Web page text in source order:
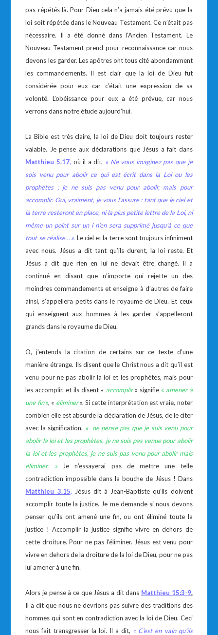
pas répétés là. Pour Dieu cela n’a jamais été prévu que la
loi soit répétée dans le Nouveau Testament. Ce n’était pas
nécessaire. Il a été donné dans l’Ancien Testament. Le
Nouveau Testament prend pour reconnaissance car nous
devons les garder. Les apôtres ont tous cité abondamment
les commandements. Il est clair que la loi de Dieu fut
considérée pour eux car c’était une expression de sa
volonté. L’obéissance pour eux a été prévue, car nous
verrons dans notre étude aujourd’hui.
La Bible est très claire, la loi de Dieu doit toujours rester
valable. Je pense aux déclarations que Jésus a fait dans
Matthieu 5.17, où il a dit, « Ne vous imaginez pas que je
sois venu pour abolir ce qui est écrit dans la Loi ou les
prophètes ; je ne suis pas venu pour abolir, mais pour
accomplir. Oui, vraiment, je vous l’assure : tant que le ciel et
la terre resteront en place, ni la plus petite lettre de la Loi, ni
même un point sur un i n’en sera supprimé jusqu’à ce que
tout se réalise…». Le ciel et la terre sont toujours infiniment
avec nous. Jésus a dit tant qu’ils durent, la loi reste. Et
Jésus a dit que rien en lui ne devait être changé. Il a
continué en disant que n’importe qui rejette un des
moindres commandements et enseigne à d’autres de faire
ainsi, s’appellera petits dans le royaume de Dieu. Et ceux
qui enseignent aux hommes à les garder s’appelleront
grands dans le royaume de Dieu.
O, j’entends la citation de certains sur ce texte d’une
manière étrange. Ils disent que le Christ nous a dit qu’il est
venu pour ne pas abolir la loi et les prophètes, mais pour
les accomplir, et ils disent « accomplir » signifie « amener à
une fin», « éliminer ». Si cette interprétation est vraie, noter
combien elle est absurde la déclaration de Jésus, de le citer
avec la signification, « ne pense pas que je suis venu pour
abolir la loi et les prophètes, je ne suis pas venue pour abolir
la loi et les prophètes, je ne suis pas venu pour abolir mais
éliminer. »Je n’essayerai pas de mettre une telle
contradiction impossible dans la bouche de Jésus ! Dans
Matthieu 3.15, Jésus dit à Jean-Baptiste qu’ils doivent
accomplir toute la justice. Je me demande si nous devons
penser qu’ils ont amené une fin, ou ont éliminé toute la
justice ! Accomplir la justice signifie vivre en dehors de
cette droiture. Pour ne pas l’éliminer. Jésus est venu pour
vivre en dehors de la droiture de la loi de Dieu, pour ne pas
lui amener à une fin.
Alors je pense à ce que Jésus a dit dans Matthieu 15:3-9.
Il a dit que nous ne devrions pas suivre des traditions des
hommes qui sont en contradiction avec la loi de Dieu. Ceci
nous fait transgresser la loi. Il a dit, « C’est en vain qu’ils